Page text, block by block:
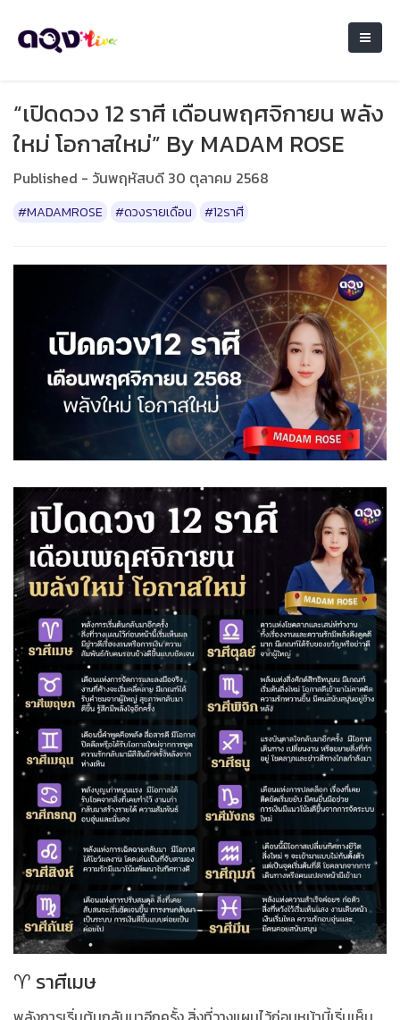
“เปิดดวง 12 ราศี เดือนพฤศจิกายน พลัง
ใหม่ โอกาสใหม่” By MADAM ROSE
Published - วันพฤหัสบดี 30 ตุลาคม 2568
#MADAMROSE #ดวงรายเดือน #12ราศี
♈ ราศีเมษ